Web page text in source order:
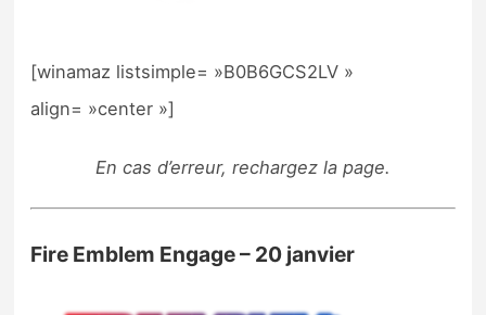
[winamaz listsimple= »B0B6GCS2LV »
align= »center »]
En cas d’erreur, rechargez la page.
Fire Emblem Engage – 20 janvier